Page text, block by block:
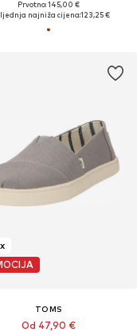
Prvotno: 145,00 €
najniža cijena:123,25 €
TOMS
Od 47,90 €